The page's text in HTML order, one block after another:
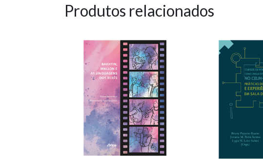
Produtos relacionados